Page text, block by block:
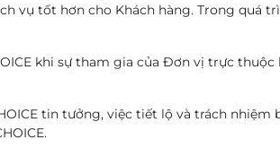
vụ tốt hơn cho Khách hàng. Trong quá
khi sự tham gia của Đơn vị trực
tin tưởng, việc tiết lộ và trách